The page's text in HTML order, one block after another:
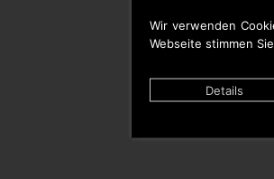
Wir verwenden
Webseite stimmen
Details